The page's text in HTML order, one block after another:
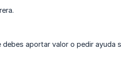
aportar valor o pedir ayuda